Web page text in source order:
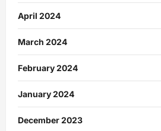
April 2024
March 2024
February 2024
January 2024
December 2023